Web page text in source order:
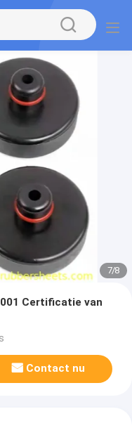
7/8
Certificatie van
Contact nu